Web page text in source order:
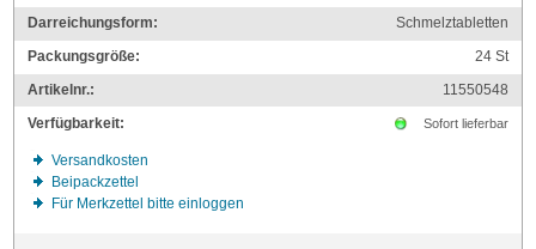
Darreichungsform:
Schmelztabletten
Packungsgröße:
24St
Artikelnr.:
11550548
Verfügbarkeit:
Sofort lieferbar
Versandkosten
Beipackzettel
Für Merkzettel bitte einloggen